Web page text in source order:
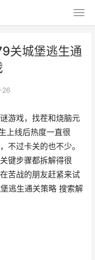
关城堡逃生通
26
游戏，找茬和烧脑元
上线后热度一直很
不过卡关的也不少。
键步骤都拆解得很
苦战的朋友赶紧来试
逃生通关策略 搜索解